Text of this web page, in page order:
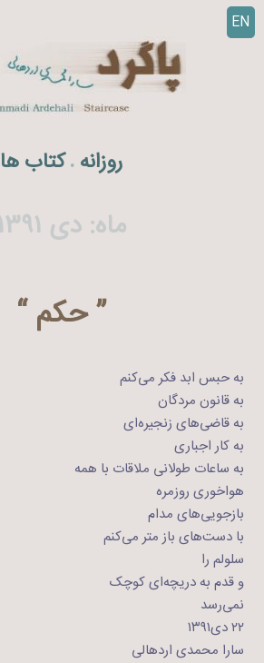
EN
روزانه . کتاب ها
ماه:دی ۱۳۹۱
” حکم “
به حبس ابد فکر می‌کنم
به قانون مردگان
به قاضی‌های زنجیره‌ای
به کار اجباری
به ساعات طولانی ملاقات با همه
هواخوری روزمره
بازجویی‌های مدام
با دست‌های باز متر می‌کنم
سلولم را
و قدم به دریچه‌ای کوچک
نمی‌رسد
۲۲ دی۱۳۹۱
سارا محمدی اردهالی